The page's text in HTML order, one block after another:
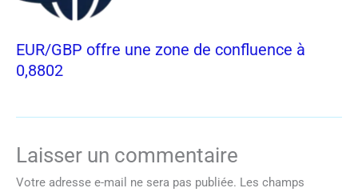
EUR/GBP offre une zone de confluence à
0,8802
Laisser un commentaire
Votre adresse e-mail ne sera pas publiée. Les champs